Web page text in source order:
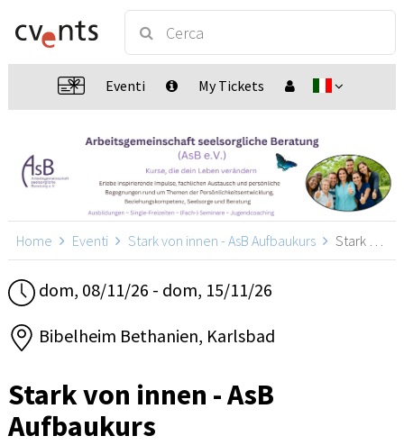
Eventi My Tickets
Home Eventi Stark von innen - AsB Aufbaukurs Stark von innen - AsB Aufbaukurs, Karlsbad
dom, 08/11/26 - dom, 15/11/26
Bibelheim Bethanien, Karlsbad
Stark von innen - AsB
Aufbaukurs